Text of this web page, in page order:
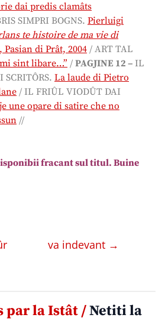
dai predis clamâts
SIMPRI BOGNS. Pierluigi
te histoire de ma vie di
, Pasian di Prât, 2004 / ART TAL
sint libare…” / PAGJINE 12 – IL
La laude di Pietro
/ IL FRIÛL VIODÛT DAI
une opare di satire che no
//
fracant sul titul. Buine
va indevant →
par la Istât /Netiti la